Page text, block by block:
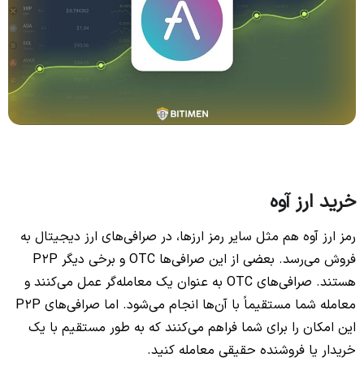
خرید ارز آوه
رمز ارز آوه هم مثل سایر رمز ارزها، در صرافی‌های ارز دیجیتال به
فروش می‌رسد. بعضی از این صرافی‌ها OTC و برخی دیگر P2P
هستند. صرافی‌های OTC به عنوان یک معامله‌گر عمل می‌کنند و
معامله شما مستقیماً با آن‌ها انجام می‌شود. اما صرافی‌های P2P
این امکان را برای شما فراهم می‌کنند که به طور مستقیم با یک
خریدار یا فروشنده حقیقی معامله کنید.